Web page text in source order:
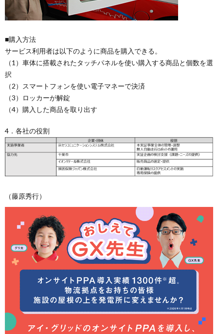
■購入方法
サービス利用者は以下のように商品を購入できる。
（1）車体に搭載されたタッチパネルを使い購入する商品と個数を選
択
（2）スマートフォンを使い電子マネーで決済
（3）ロッカーが解錠
（4）購入した商品を取り出す
4．各社の役割
（藤原秀行）